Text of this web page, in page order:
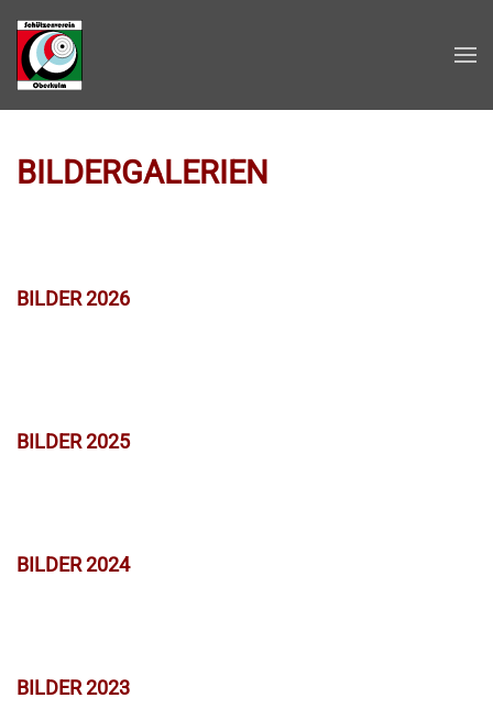
Zum Hauptinhalt springen
BILDERGALERIEN
BILDER 2026
BILDER 2025
BILDER 2024
BILDER 2023